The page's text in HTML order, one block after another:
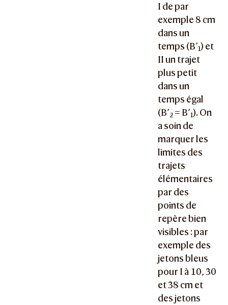
I de par
exemple 8 cm
dans un
temps (B’1) et
II un trajet
plus petit
dans un
temps égal
(B’2 = B’1). On
a soin de
marquer les
limites des
trajets
élémentaires
par des
points de
repère bien
visibles : par
exemple des
jetons bleus
pour I à 10, 30
et 38 cm et
des jetons